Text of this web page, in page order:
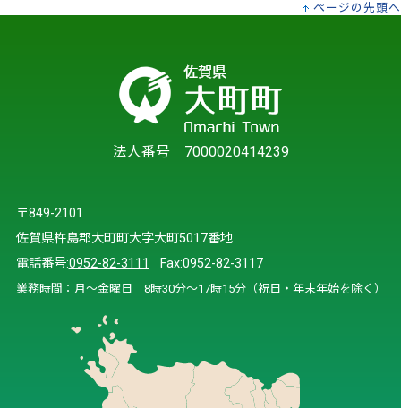
ページの先頭へ
法人番号 7000020414239
〒849-2101
佐賀県杵島郡大町町大字大町5017番地
電話番号:0952-82-3111 Fax:0952-82-3117
業務時間：月～金曜日 8時30分～17時15分（祝日・年末年始を除く）